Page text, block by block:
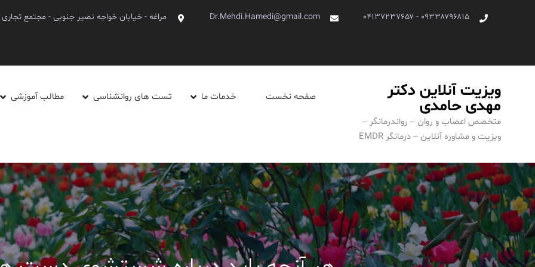
۰۹۳۳۸۷۹۶۸۱۵ - ۰۴۱۳۷۲۳۷۶۵۷ Dr.Mehdi.Hamedi@gmail.com مراغه - خیابان خواجه نصیر جنوبی - مجتمع تجاری آینده -
ویزیت آنلاین دکتر
مهدی حامدی
متخصص اعصاب و روان – رواندرمانگر –
ویزیت و مشاوره آنلاین – درمانگر EMDR
صفحه نخست خدمات ما تست های روانشناسی مطالب آموزشی